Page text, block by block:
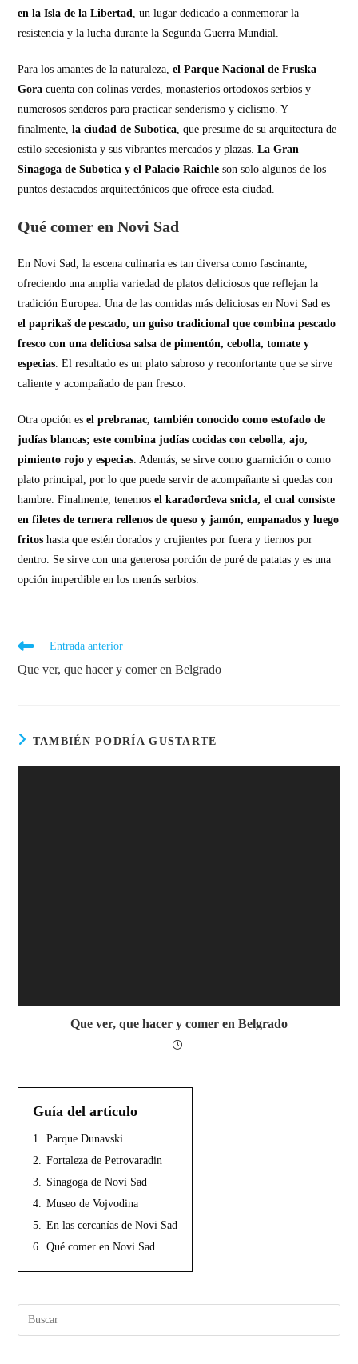
en la Isla de la Libertad , un lugar dedicado a conmemorar la
resistencia y la lucha durante la Segunda Guerra Mundial.
Para los amantes de la naturaleza,el Parque Nacional de Fruska
Gora cuenta con colinas verdes, monasterios ortodoxos serbios y
numerosos senderos para practicar senderismo y ciclismo. Y
finalmente, la ciudad de Subotica , que presume de su arquitectura de
estilo secesionista y sus vibrantes mercados y plazas. La Gran
Sinagoga de Subotica y el Palacio Raichleson solo algunos de los
puntos destacados arquitectónicos que ofrece esta ciudad.
Qué comer en Novi Sad
En Novi Sad, la escena culinaria es tan diversa como fascinante,
ofreciendo una amplia variedad de platos deliciosos que reflejan la
tradición Europea. Una de las comidas más deliciosas en Novi Sad es
el paprikaš de pescado, un guiso tradicional que combina pescado
fresco con una deliciosa salsa de pimentón, cebolla, tomate y
especias . El resultado es un plato sabroso y reconfortante que se sirve
caliente y acompañado de pan fresco.
Otra opción esel prebranac, también conocido como estofado de
judías blancas; este combina judías cocidas con cebolla, ajo,
pimiento rojo y especias . Además, se sirve como guarnición o como
plato principal, por lo que puede servir de acompañante si quedas con
hambre. Finalmente, tenemos el karađorđeva snicla, el cual consiste
en filetes de ternera rellenos de queso y jamón, empanados y luego
fritos hasta que estén dorados y crujientes por fuera y tiernos por
dentro. Se sirve con una generosa porción de puré de patatas y es una
opción imperdible en los menús serbios.
Entrada anterior
Que ver, que hacer y comer en Belgrado
TAMBIÉN PODRÍA GUSTARTE
Que ver, que hacer y comer en Belgrado
Guía del artículo
1.
Parque Dunavski
2.
Fortaleza de Petrovaradin
3.
Sinagoga de Novi Sad
4.
Museo de Vojvodina
5.
En las cercanías de Novi Sad
6.
Qué comer en Novi Sad